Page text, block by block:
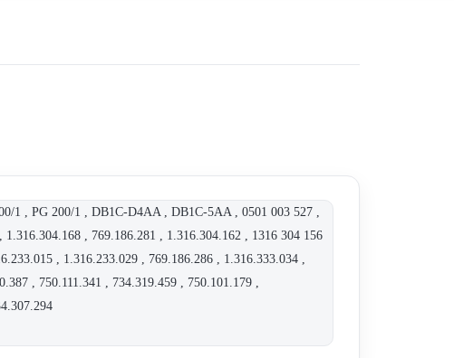
1 , PG 200/1 , DB1C-D4AA , DB1C-5AA , 0501 003 527 ,
, 769.186.281 , 1.316.304.162 , 1316 304 156
, 1.316.233.029 , 769.186.286 , 1.316.333.034 ,
, 750.111.341 , 734.319.459 , 750.101.179 ,